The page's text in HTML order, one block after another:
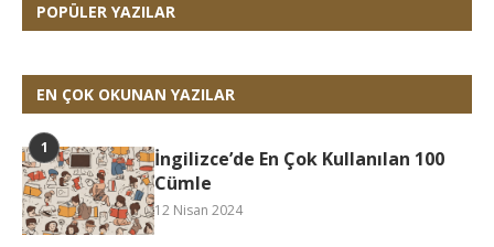
POPÜLER YAZILAR
EN ÇOK OKUNAN YAZILAR
İngilizce’de En Çok Kullanılan 100
Cümle
12 Nisan 2024